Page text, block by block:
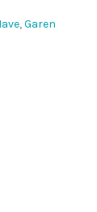
,Garen